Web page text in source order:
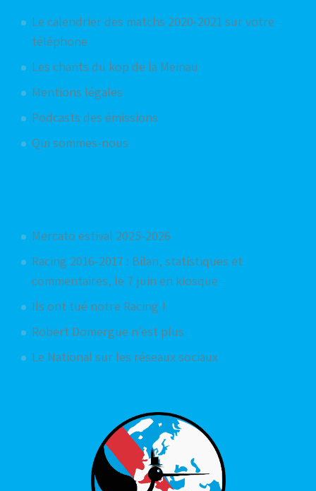
Le calendrier des matchs 2020-2021 sur votre
téléphone
Les chants du kop de la Meinau
Mentions légales
Podcasts des émissions
Qui sommes-nous
Mercato estival 2025-2026
Racing 2016-2017 : Bilan, statistiques et
commentaires, le 7 juin en kiosque
Ils ont tué notre Racing !
Robert Domergue n'est plus
Le National sur les réseaux sociaux